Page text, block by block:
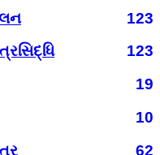
123
123
19
10
62